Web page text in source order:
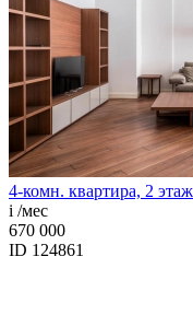
4-комн. квартира, 2
i /мес
670 000
ID 124861